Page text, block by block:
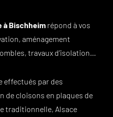
à Bischheim répond à vos
aménagement
travaux d’isolation…
effectués par des
de cloisons en plaques de
traditionnelle, Alsace